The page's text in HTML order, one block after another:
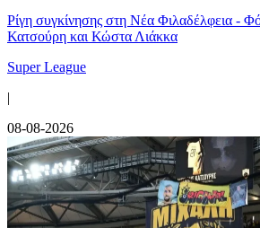
Ρίγη συγκίνησης στη Νέα Φιλαδέλφεια -
Κατσούρη και Κώστα Λιάκκα
Super League
|
08-08-2026